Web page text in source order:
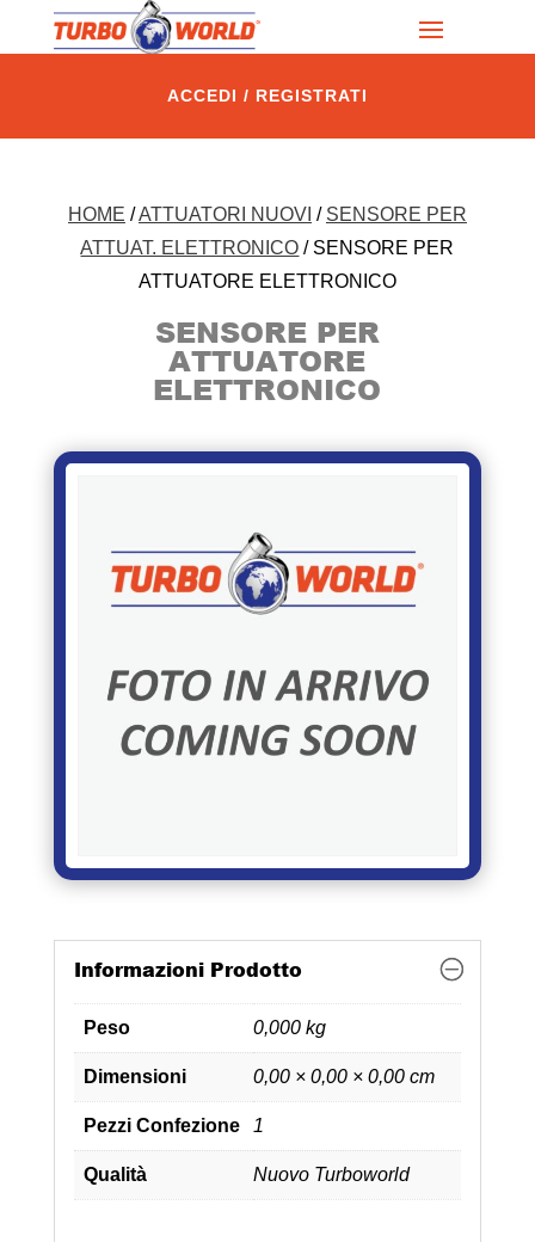
ACCEDI / REGISTRATI
HOME /ATTUATORI NUOVI / SENSORE PER
ATTUAT. ELETTRONICO / SENSORE PER
ATTUATORE ELETTRONICO
SENSORE PER
ATTUATORE
ELETTRONICO
Informazioni Prodotto
Peso 0,000 kg
Dimensioni 0,00 × 0,00 × 0,00 cm
Pezzi Confezione 1
Qualità Nuovo Turboworld